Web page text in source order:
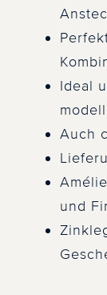
Ideal
Auch
und